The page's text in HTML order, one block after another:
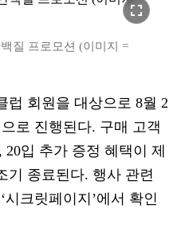
fullscreen
질 프로모션 (이미지 =
럽 회원을 대상으로 8월 2
로 진행된다. 구매 고객
입 추가 증정 혜택이 제
기 종료된다. 행사 관련
크릿페이지’에서 확인